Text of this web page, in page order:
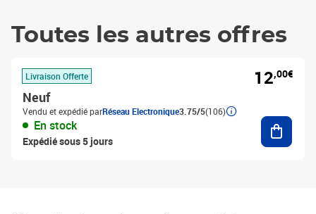
Toutes les autres offres
Livraison Offerte
Neuf
Vendu et expédié parRéseau Electronique3.75/5(106)
En stock
Expédié sous 5 jours
12,00€